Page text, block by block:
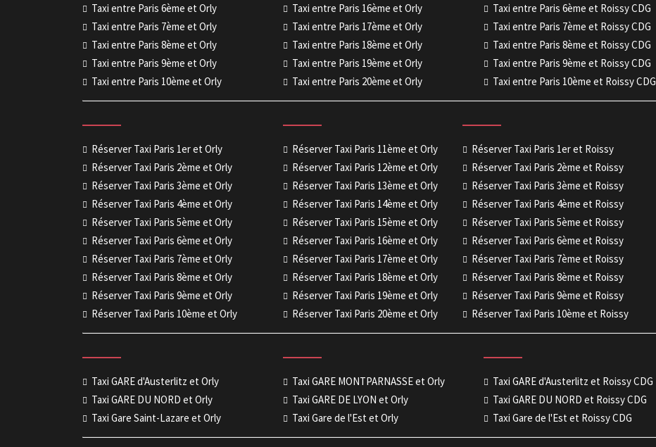
Taxi entre Paris 6ème et Orly
Taxi entre Paris 7ème et Orly
Taxi entre Paris 8ème et Orly
Taxi entre Paris 9ème et Orly
Taxi entre Paris 10ème et Orly
Taxi entre Paris 16ème et Orly
Taxi entre Paris 17ème et Orly
Taxi entre Paris 18ème et Orly
Taxi entre Paris 19ème et Orly
Taxi entre Paris 20ème et Orly
Taxi entre Paris 6ème et Roissy CDG
Taxi entre Paris 7ème et Roissy CDG
Taxi entre Paris 8ème et Roissy CDG
Taxi entre Paris 9ème et Roissy CDG
Taxi entre Paris 10ème et Roissy CDG
Réserver Taxi Paris 1er et Orly
Réserver Taxi Paris 2ème et Orly
Réserver Taxi Paris 3ème et Orly
Réserver Taxi Paris 4ème et Orly
Réserver Taxi Paris 5ème et Orly
Réserver Taxi Paris 6ème et Orly
Réserver Taxi Paris 7ème et Orly
Réserver Taxi Paris 8ème et Orly
Réserver Taxi Paris 9ème et Orly
Réserver Taxi Paris 10ème et Orly
Réserver Taxi Paris 11ème et Orly
Réserver Taxi Paris 12ème et Orly
Réserver Taxi Paris 13ème et Orly
Réserver Taxi Paris 14ème et Orly
Réserver Taxi Paris 15ème et Orly
Réserver Taxi Paris 16ème et Orly
Réserver Taxi Paris 17ème et Orly
Réserver Taxi Paris 18ème et Orly
Réserver Taxi Paris 19ème et Orly
Réserver Taxi Paris 20ème et Orly
Réserver Taxi Paris 1er et Roissy
Réserver Taxi Paris 2ème et Roissy
Réserver Taxi Paris 3ème et Roissy
Réserver Taxi Paris 4ème et Roissy
Réserver Taxi Paris 5ème et Roissy
Réserver Taxi Paris 6ème et Roissy
Réserver Taxi Paris 7ème et Roissy
Réserver Taxi Paris 8ème et Roissy
Réserver Taxi Paris 9ème et Roissy
Réserver Taxi Paris 10ème et Roissy
Taxi GARE d'Austerlitz et Orly
Taxi GARE DU NORD et Orly
Taxi Gare Saint-Lazare et Orly
Taxi GARE MONTPARNASSE et Orly
Taxi GARE DE LYON et Orly
Taxi Gare de l'Est et Orly
Taxi GARE d'Austerlitz et Roissy CDG
Taxi GARE DU NORD et Roissy CDG
Taxi Gare de l'Est et Roissy CDG